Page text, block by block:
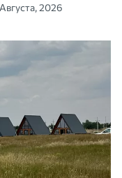
2026